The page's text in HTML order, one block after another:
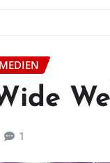
MEDIEN
1